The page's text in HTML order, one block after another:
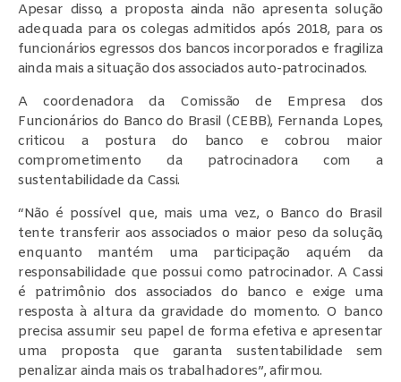
Apesar disso, a proposta ainda não apresenta solução
adequada para os colegas admitidos após 2018, para os
funcionários egressos dos bancos incorporados e fragiliza
ainda mais a situação dos associados auto-patrocinados.
A coordenadora da Comissão de Empresa dos
Funcionários do Banco do Brasil (CEBB), Fernanda Lopes,
criticou a postura do banco e cobrou maior
comprometimento da patrocinadora com a
sustentabilidade da Cassi.
“Não é possível que, mais uma vez, o Banco do Brasil
tente transferir aos associados o maior peso da solução,
enquanto mantém uma participação aquém da
responsabilidade que possui como patrocinador. A Cassi
é patrimônio dos associados do banco e exige uma
resposta à altura da gravidade do momento. O banco
precisa assumir seu papel de forma efetiva e apresentar
uma proposta que garanta sustentabilidade sem
penalizar ainda mais os trabalhadores”, afirmou.